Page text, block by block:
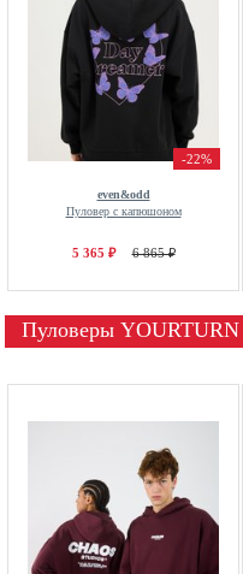
-22%
even&odd
Пуловер с капюшоном
5 365 ₽ 6 865 ₽
Пуловеры YOURTURN